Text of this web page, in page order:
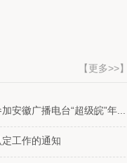
【更多>>】
安徽广播电台“超级皖”年...
工作的通知